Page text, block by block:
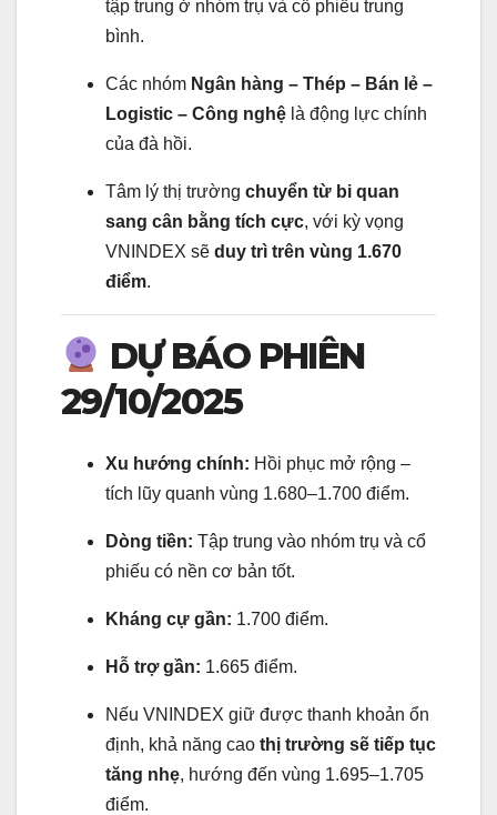
tập trung ở nhóm trụ và cổ phiếu trung
bình.
Các nhóm Ngân hàng – Thép – Bán lẻ –
Logistic – Công nghệ là động lực chính
của đà hồi.
Tâm lý thị trường chuyển từ bi quan
sang cân bằng tích cực, với kỳ vọng
VNINDEX sẽ duy trì trên vùng 1.670
điểm.
DỰ BÁO PHIÊN
29/10/2025
Xu hướng chính: Hồi phục mở rộng –
tích lũy quanh vùng 1.680–1.700 điểm.
Dòng tiền: Tập trung vào nhóm trụ và cổ
phiếu có nền cơ bản tốt.
Kháng cự gần: 1.700 điểm.
Hỗ trợ gần: 1.665 điểm.
Nếu VNINDEX giữ được thanh khoản ổn
định, khả năng cao thị trường sẽ tiếp tục
tăng nhẹ, hướng đến vùng 1.695–1.705
điểm.